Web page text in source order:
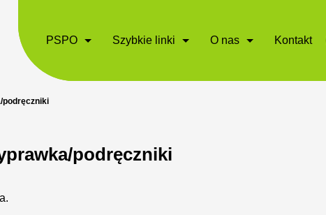
PSPO Szybkie linki O nas Kontakt
podręczniki
podręczniki